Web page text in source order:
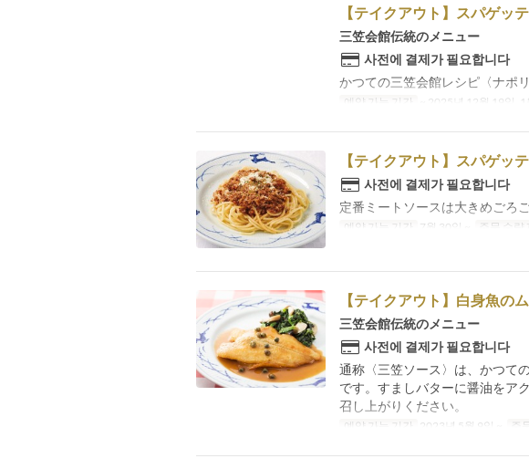
【テイクアウト】スパゲッ
三笠会館伝統のメニュー
사전에 결제가 필요합니다
かつての三笠会館レシピ〈ナポ
예약 가능 기간 ~ 2025년 12월 19일, 1
【テイクアウト】スパゲッ
사전에 결제가 필요합니다
定番ミートソースは大きめごろ
예약 가능 기간 7월 30일 ~ 주문 수량
【テイクアウト】白身魚
三笠会館伝統のメニュー
사전에 결제가 필요합니다
通称〈三笠ソース〉は、かつて
です。すましバターに醤油をア
召し上がりください。
예약 가능 기간 2023년 5월 9일 ~ 주